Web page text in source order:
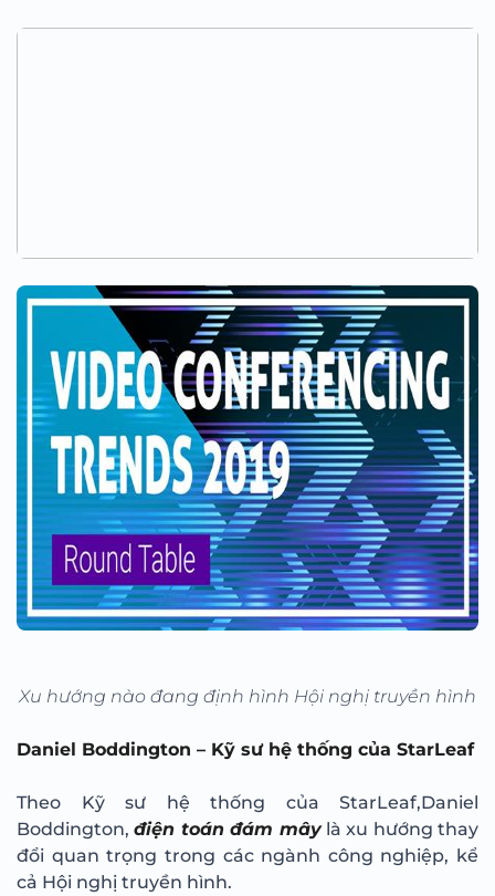
Xu hướng nào đang định hình Hội nghị truyền hình
Daniel Boddington – Kỹ sư hệ thống của StarLeaf
Theo Kỹ sư hệ thống của StarLeaf,Daniel
Boddington,điện toán đám mâylà xu hướng thay
đổi quan trọng trong các ngành công nghiệp, kể
cả Hội nghị truyền hình.